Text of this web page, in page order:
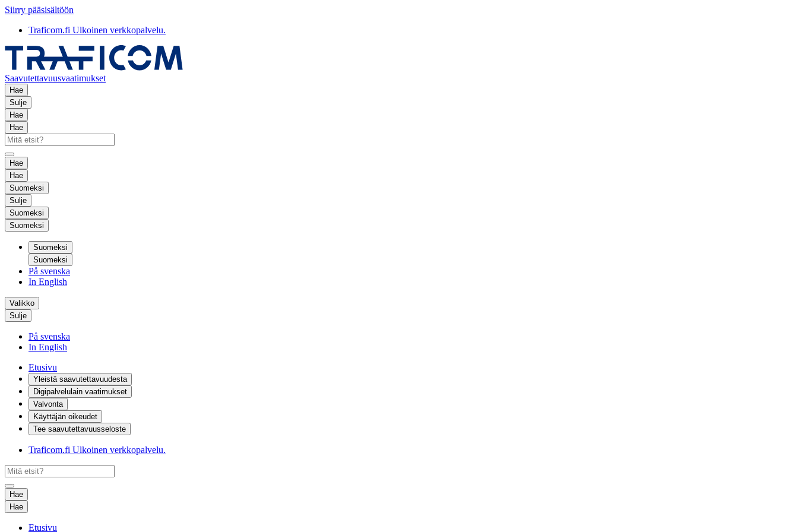
Siirry pääsisältöön
Traficom.fi Ulkoinen verkkopalvelu.
Saavutettavuusvaatimukset
Hae
Sulje
Hae
Hae
Hae
Hae
Suomeksi
Sulje
Suomeksi
Suomeksi
Suomeksi
Suomeksi
På svenska
In English
Valikko
Sulje
På svenska
In English
Etusivu
Yleistä saavutettavuudesta
Digipalvelulain vaatimukset
Valvonta
Käyttäjän oikeudet
Tee saavutettavuusseloste
Traficom.fi Ulkoinen verkkopalvelu.
Hae
Hae
Etusivu